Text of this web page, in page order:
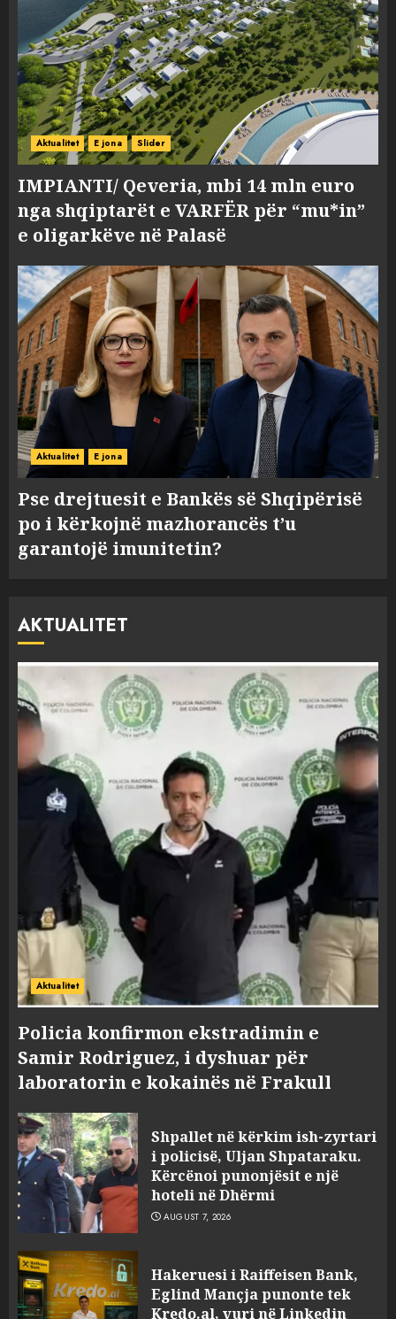
Aktualitet E jona Slider
IMPIANTI/ Qeveria, mbi 14 mln euro
nga shqiptarët e VARFËR për “mu*in”
e oligarkëve në Palasë
Aktualitet E jona
Pse drejtuesit e Bankës së Shqipërisë
po i kërkojnë mazhorancës t’u
garantojë imunitetin?
AKTUALITET
Aktualitet
Policia konfirmon ekstradimin e
Samir Rodriguez, i dyshuar për
laboratorin e kokainës në Frakull
Shpallet në kërkim ish-zyrtari
i policisë, Uljan Shpataraku.
Kërcënoi punonjësit e një
hoteli në Dhërmi
AUGUST 7, 2026
Hakeruesi i Raiffeisen Bank,
Eglind Mançja punonte tek
Kredo.al, vuri në Linkedin